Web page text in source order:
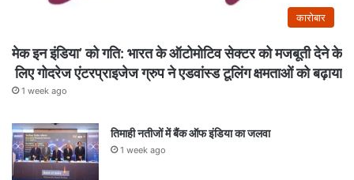
कारोबार
मेक इन इंडिया’ को गति: भारत के ऑटोमोटिव सेक्टर को मजबूती देने के
लिए गोदरेज एंटरप्राइजेज ग्रुप ने एडवांस्ड टूलिंग क्षमताओं को बढ़ाया
1 week ago
तिमाही नतीजों में बैंक ऑफ इंडिया का जलवा
1 week ago